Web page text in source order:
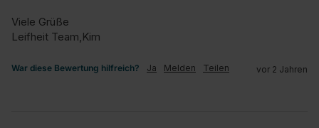
Viele Grüße
Leifheit Team,Kim
War diese Bewertung hilfreich? Ja Melden Teilen vor 2 Jahren